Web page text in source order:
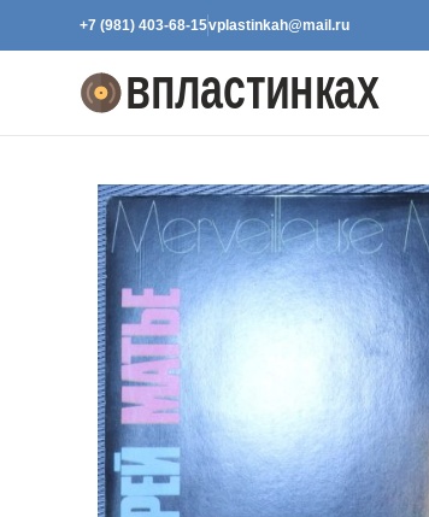
+7 (981) 403-68-15vplastinkah@mail.ru